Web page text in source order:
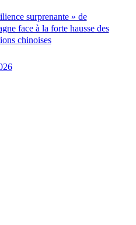
surprenante » de
face à la forte hausse des
chinoises